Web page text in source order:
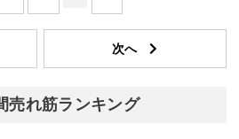
売れ筋ランキング